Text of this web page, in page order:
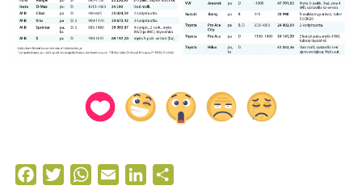
FacebookTwitterWhatsApp
Email LinkedIn